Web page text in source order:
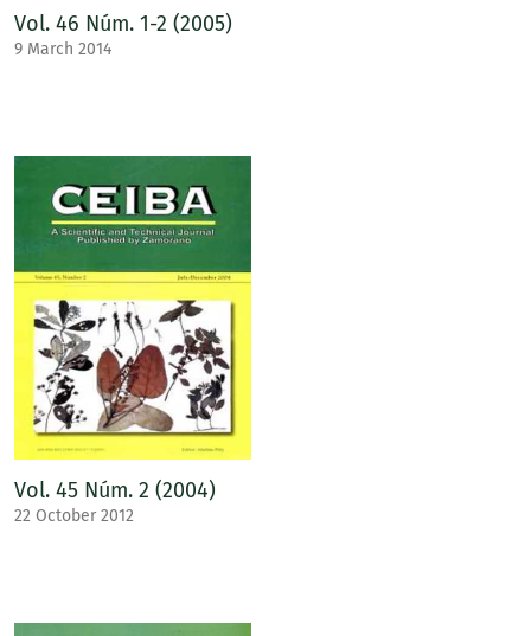
Vol. 46 Núm. 1-2 (2005)
9 March 2014
Vol. 45 Núm. 2 (2004)
22 October 2012